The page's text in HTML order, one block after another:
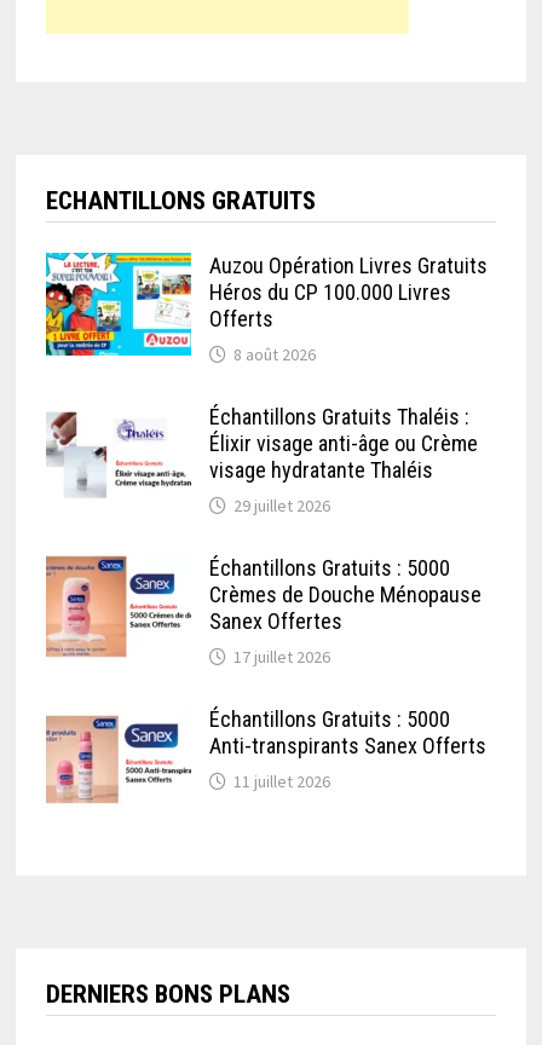
ECHANTILLONS GRATUITS
Auzou Opération Livres Gratuits
Héros du CP 100.000 Livres
Offerts
8 août 2026
Échantillons Gratuits Thaléis :
Élixir visage anti-âge ou Crème
visage hydratante Thaléis
29 juillet 2026
Échantillons Gratuits : 5000
Crèmes de Douche Ménopause
Sanex Offertes
17 juillet 2026
Échantillons Gratuits : 5000
Anti-transpirants Sanex Offerts
11 juillet 2026
DERNIERS BONS PLANS